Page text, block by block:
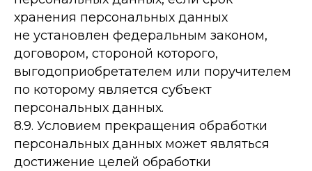
хранения персональных данных
не установлен федеральным законом,
договором, стороной которого,
выгодоприобретателем или поручителем
по которому является субъект
персональных данных.
8.9. Условием прекращения обработки
персональных данных может являться
достижение целей обработки